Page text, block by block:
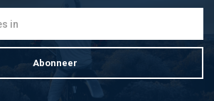
Abonneer